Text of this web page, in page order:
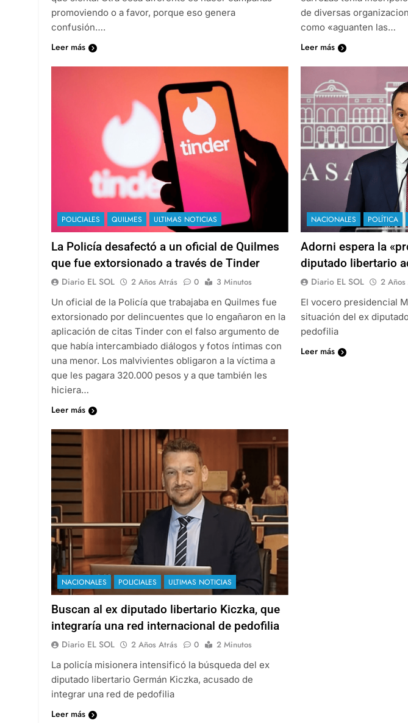
promoviendo o a favor, porque eso genera
confusión….
Leer más
de diversas
como «aguanten las…
Leer más
POLICIALES QUILMES ULTIMAS NOTICIAS
La Policía desafectó a un oficial de Quilmes
que fue extorsionado a través de Tinder
Diario EL SOL 2 Años Atrás 0
3 Minutos
Un oficial de la Policía que trabajaba en Quilmes fue
extorsionado por delincuentes que lo engañaron en la
aplicación de citas Tinder con el falso argumento de
que había intercambiado diálogos y fotos íntimas con
una menor. Los malvivientes obligaron a la víctima a
que les pagara 320.000 pesos y a que también les
hiciera…
Leer más
NACIONALES POLÍTICA
Adorni espera la
diputado libertario
Diario EL SOL 2 Años
El vocero presidencial
situación del ex
pedofilia
Leer más
NACIONALES POLICIALES ULTIMAS NOTICIAS
Buscan al ex diputado libertario Kiczka, que
integraría una red internacional de pedofilia
Diario EL SOL 2 Años Atrás 0
2 Minutos
La policía misionera intensificó la búsqueda del ex
diputado libertario Germán Kiczka, acusado de
integrar una red de pedofilia
Leer más